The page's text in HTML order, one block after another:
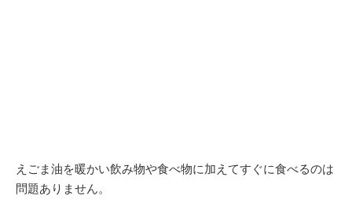
えごま油を暖かい飲み物や食べ物に加えてすぐに食べるのは
問題ありません。